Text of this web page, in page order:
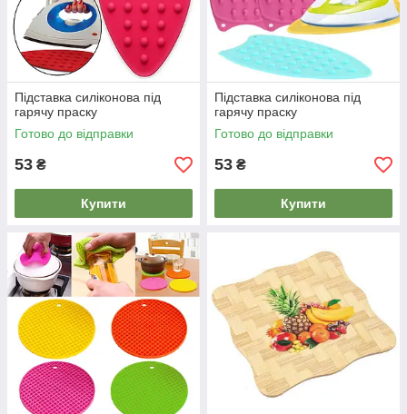
Підставка силіконова під
гарячу праску
Готово до відправки
53 ₴
Купити
Підставка силіконова під
гарячу праску
Готово до відправки
53 ₴
Купити